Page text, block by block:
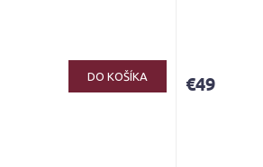
DO KOŠÍKA
je
€49